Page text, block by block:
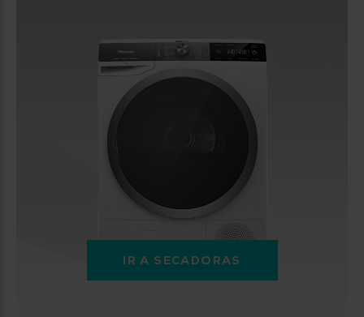
IR A SECADORAS